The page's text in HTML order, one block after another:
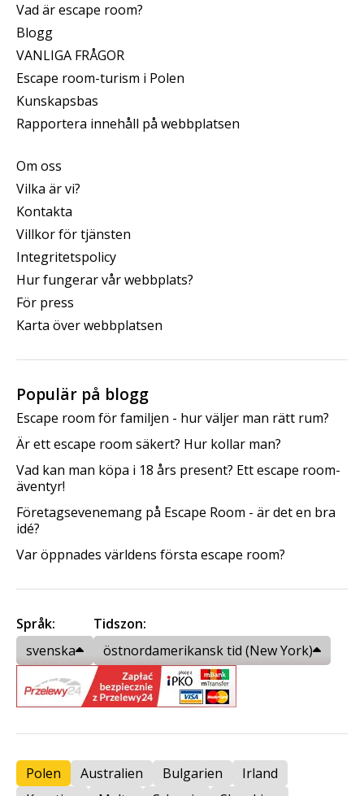
Vad är escape room?
Blogg
VANLIGA FRÅGOR
Escape room-turism i Polen
Kunskapsbas
Rapportera innehåll på webbplatsen
Om oss
Vilka är vi?
Kontakta
Villkor för tjänsten
Integritetspolicy
Hur fungerar vår webbplats?
För press
Karta över webbplatsen
Populär på blogg
Escape room för familjen - hur väljer man rätt rum?
Är ett escape room säkert? Hur kollar man?
Vad kan man köpa i 18 års present? Ett escape room-
äventyr!
Företagsevenemang på Escape Room - är det en bra
idé?
Var öppnades världens första escape room?
Språk:
svenska
Tidszon:
östnordamerikansk tid (New York)
Polen Australien Bulgarien
Irland